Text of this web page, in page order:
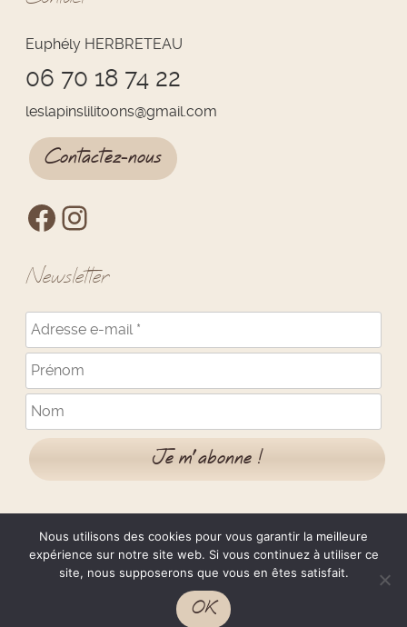
Euphély HERBRETEAU
06 70 18 74 22
leslapinslilitoons@gmail.com
Contactez-nous
Newsletter
Mentions Légales Confidentialité
Les Lapins Lili Toon's
Nous utilisons des cookies pour vous garantir la meilleure
expérience sur notre site web. Si vous continuez à utiliser ce
site, nous supposerons que vous en êtes satisfait.
OK